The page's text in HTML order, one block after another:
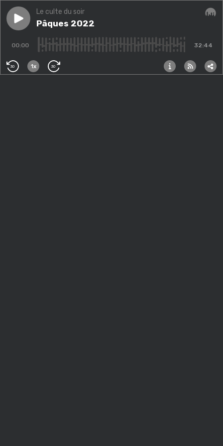
Play episodePâques 2022
Le culte du soir
Pâques 2022
00:00 32:44
30 1x 30